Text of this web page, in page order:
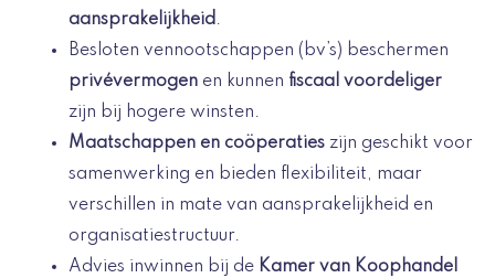
aansprakelijkheid .
Besloten vennootschappen (bv’s) beschermen
privévermogen en kunnen fiscaal voordeliger
zijn bij hogere winsten.
Maatschappen en coöperaties zijn geschikt voor
samenwerking en bieden flexibiliteit, maar
verschillen in mate van aansprakelijkheid en
organisatiestructuur.
Advies inwinnen bij de Kamer van Koophandel